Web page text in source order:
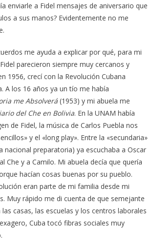
enviarle a Fidel mensajes de aniversario que
a sus manos? Evidentemente no me
me ayuda a explicar por qué, para mi
parecieron siempre muy cercanos y
1956, crecí con la Revolución Cubana
A los 16 años ya un tío me había
me Absolverá(1953) y mi abuela me
del Che en Bolivia. En la UNAM había
de Fidel, la música de Carlos Puebla nos
y el «long play». Entre la «secundaria»
nacional preparatoria) ya escuchaba a Oscar
Che y a Camilo. Mi abuela decía que quería
hacían cosas buenas por su pueblo.
eran parte de mi familia desde mi
Muy rápido me di cuenta de que semejante
casas, las escuelas y los centros laborales
Cuba tocó fibras sociales muy